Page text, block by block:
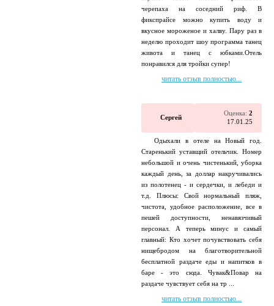
черепаха на соседний риф. В
фикспрайсе можно купить воду и
вкусное мороженое и халву. Пару раз в
неделю проходит шоу программа танец
живота и танец с юбками.Отель
понравился для тройки супер!
читать отзыв полностью...
Сергей
Оценка: 2
17.01.25
Одыхали в отеле на Новый год.
Старенький уставщий отельчик. Номер
небольшой и очень чистенький, уборка
каждый день, за доллар накручивались
из полотенец - и сердечки, и лебеди и
т.д. Плюсы: Свой нормальный пляж,
чистота, удобное расположение, все в
пешей доступности, ненавязчивый
персонал. А теперь минус и самый
главный: Кто хочет почувствовать себя
нищебродом на благотворительной
бесплатной раздаче еды и напитков в
баре - это сюда. Чувак&Повар на
раздаче чувствует себя на тр ...
читать отзыв полностью...